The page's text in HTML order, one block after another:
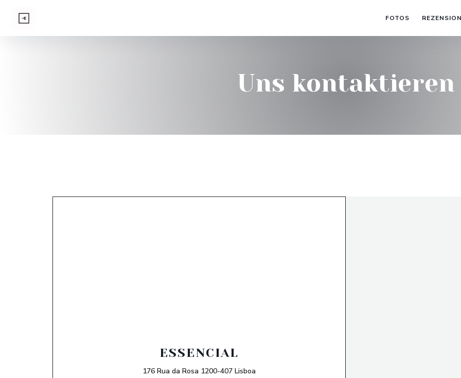
FOTOS
Uns kontaktieren
ESSENCIAL
176 Rua da Rosa 1200-407 Lisboa((öffnet ein neues Fenster))